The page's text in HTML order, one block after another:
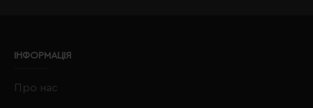
ІНФОРМАЦІЯ
Про нас